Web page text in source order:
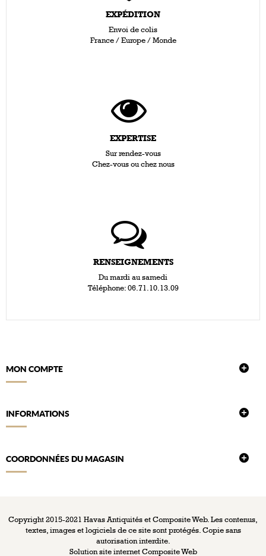
EXPÉDITION
Envoi de colis
France / Europe / Monde
EXPERTISE
Sur rendez-vous
Chez-vous ou chez nous
RENSEIGNEMENTS
Du mardi au samedi
Téléphone: 06.71.10.13.09
MON COMPTE
INFORMATIONS
COORDONNÉES DU MAGASIN
Copyright 2015-2021 Havas Antiquités et Composite Web. Les contenus,
textes, images et logiciels de ce site sont protégés. Copie sans
autorisation interdite.
Solution site internetComposite Web